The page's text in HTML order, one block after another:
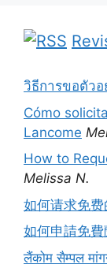
วิธีการขอตัว
Cómo
Lancome
How to
Melissa N.
如何请求免
如何申請免
लैंकोम सैम्पल